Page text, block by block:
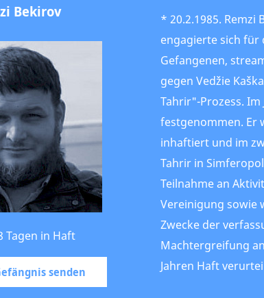
Bekirov
Tagen in Haft
senden
* 20.2.1985. Remzi
engagierte sich für
Gefangenen,
gegen Vedžie
Tahrir"-Prozess.
festgenommen. Er
inhaftiert und im
Tahrir in
Teilnahme an
Vereinigung sowie
Zwecke der
Machtergreifung
Jahren Haft